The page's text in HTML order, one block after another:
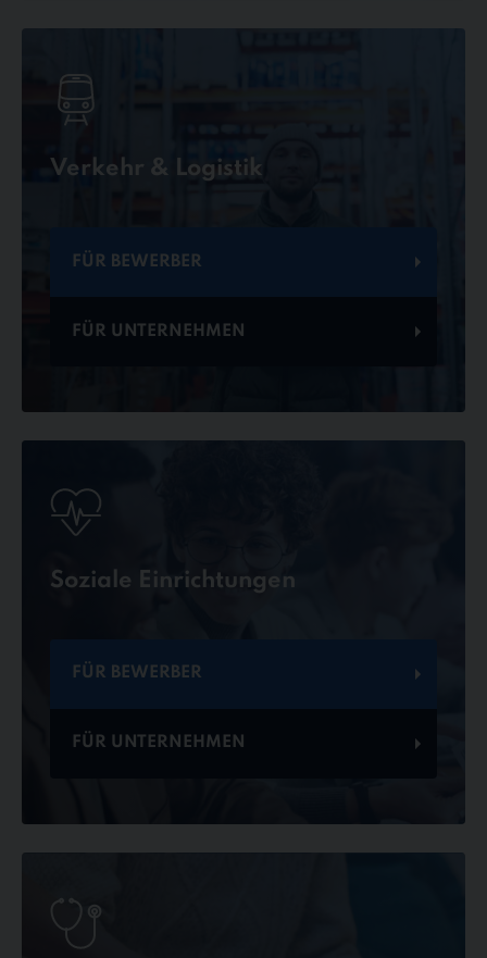
Verkehr & Logistik
FÜR BEWERBER
FÜR UNTERNEHMEN
Soziale Einrichtungen
FÜR BEWERBER
FÜR UNTERNEHMEN